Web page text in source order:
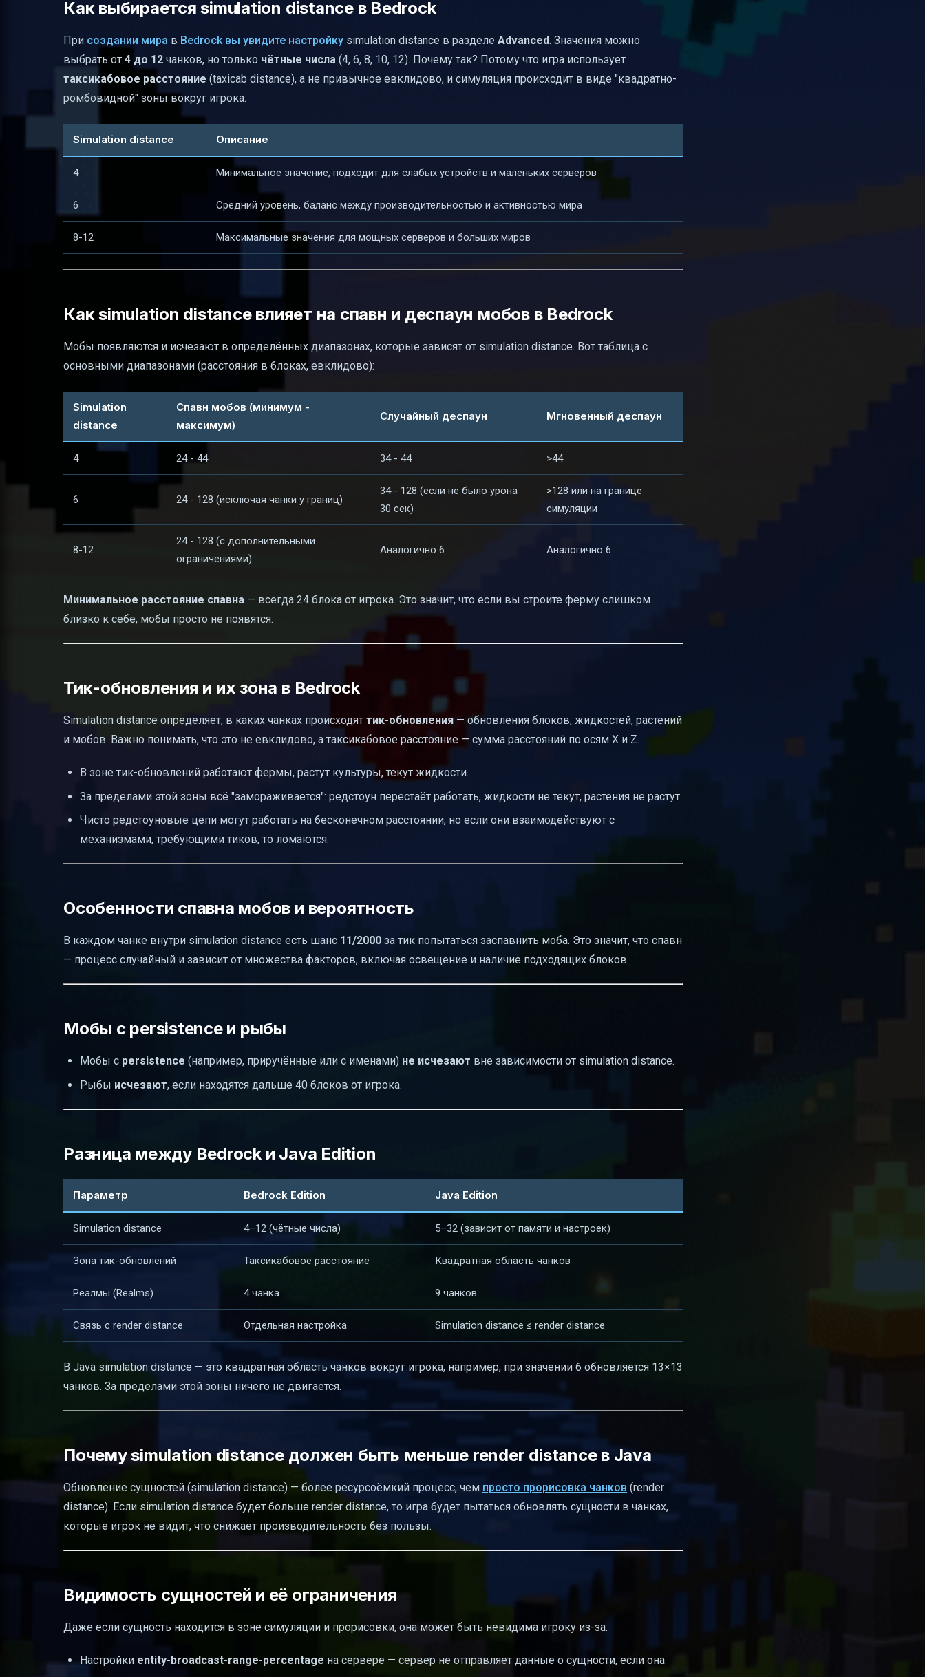
Как выбирается simulation distance в Bedrock
При создании мира в Bedrock вы увидите настройку simulation distance в разделе Advanced. Значения можно
выбрать от 4 до 12 чанков, но только чётные числа (4, 6, 8, 10, 12). Почему так? Потому что игра использует
таксикабовое расстояние (taxicab distance), а не привычное евклидово, и симуляция происходит в виде "квадратно-
ромбовидной" зоны вокруг игрока.
Simulation distance Описание
4 Минимальное значение, подходит для слабых устройств и маленьких серверов
6 Средний уровень, баланс между производительностью и активностью мира
8-12 Максимальные значения для мощных серверов и больших миров
Как simulation distance влияет на спавн и деспаун мобов в Bedrock
Мобы появляются и исчезают в определённых диапазонах, которые зависят от simulation distance. Вот таблица с
основными диапазонами (расстояния в блоках, евклидово):
Simulation
distance
Спавн мобов (минимум -
максимум)
Случайный деспаун Мгновенный деспаун
4 24 - 44 34 - 44 >44
6 24 - 128 (исключая чанки у границ)
34 - 128 (если не было урона
30 сек)
>128 или на границе
симуляции
8-12
24 - 128 (с дополнительными
ограничениями)
Аналогично 6 Аналогично 6
Минимальное расстояние спавна — всегда 24 блока от игрока. Это значит, что если вы строите ферму слишком
близко к себе, мобы просто не появятся.
Тик-обновления и их зона в Bedrock
Simulation distance определяет, в каких чанках происходят тик-обновления — обновления блоков, жидкостей, растений
и мобов. Важно понимать, что это не евклидово, а таксикабовое расстояние — сумма расстояний по осям X и Z.
В зоне тик-обновлений работают фермы, растут культуры, текут жидкости.
За пределами этой зоны всё "замораживается": редстоун перестаёт работать, жидкости не текут, растения не растут.
Чисто редстоуновые цепи могут работать на бесконечном расстоянии, но если они взаимодействуют с
механизмами, требующими тиков, то ломаются.
Особенности спавна мобов и вероятность
В каждом чанке внутри simulation distance есть шанс 11/2000 за тик попытаться заспавнить моба. Это значит, что спавн
— процесс случайный и зависит от множества факторов, включая освещение и наличие подходящих блоков.
Мобы с persistence и рыбы
Мобы с persistence (например, приручённые или с именами) не исчезают вне зависимости от simulation distance.
Рыбы исчезают, если находятся дальше 40 блоков от игрока.
Разница между Bedrock и Java Edition
Параметр Bedrock Edition Java Edition
Simulation distance 4–12 (чётные числа) 5–32 (зависит от памяти и настроек)
Зона тик-обновлений Таксикабовое расстояние Квадратная область чанков
Реалмы (Realms) 4 чанка 9 чанков
Связь с render distance Отдельная настройка Simulation distance ≤ render distance
В Java simulation distance — это квадратная область чанков вокруг игрока, например, при значении 6 обновляется 13×13
чанков. За пределами этой зоны ничего не двигается.
Почему simulation distance должен быть меньше render distance в Java
Обновление сущностей (simulation distance) — более ресурсоёмкий процесс, чем просто прорисовка чанков (render
distance). Если simulation distance будет больше render distance, то игра будет пытаться обновлять сущности в чанках,
которые игрок не видит, что снижает производительность без пользы.
Видимость сущностей и её ограничения
Даже если сущность находится в зоне симуляции и прорисовки, она может быть невидима игроку из-за:
Настройки entity-broadcast-range-percentage на сервере — сервер не отправляет данные о сущности, если она